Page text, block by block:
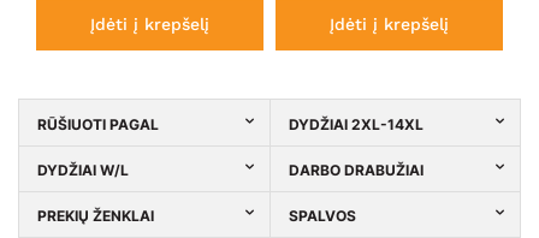
Įdėti į krepšelį Įdėti į krepšelį
RŪŠIUOTI PAGAL DYDŽIAI 2XL-14XL
DYDŽIAI W/L DARBO DRABUŽIAI
PREKIŲ ŽENKLAI SPALVOS